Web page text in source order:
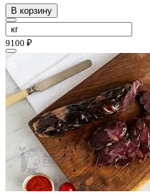
В корзину
9100 ₽